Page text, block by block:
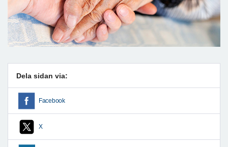
Dela sidan via:
Facebook
X